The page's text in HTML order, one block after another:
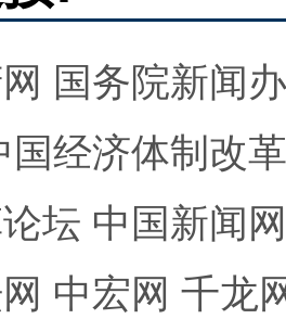
国务院新闻
国经济体制改
坛 中国新闻网
中宏网 千龙